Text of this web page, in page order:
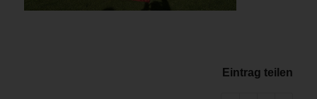
Eintrag teilen